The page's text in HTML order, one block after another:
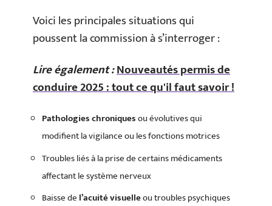
Voici les principales situations qui
poussent la commission à s’interroger :
Lire également :Nouveautés permis de
conduire 2025 : tout ce qu'il faut savoir !
Pathologies chroniquesou évolutives qui
modifient la vigilance ou les fonctions motrices
Troubles liés à la prise de certains médicaments
affectant le système nerveux
Baisse de l’acuité visuelleou troubles psychiques